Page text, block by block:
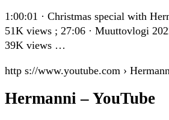
1:00:01 · Christmas special with
51K views ; 27:06 · Muuttovlogi
39K views …
http s://www.youtube.com ›
Hermanni – YouTube